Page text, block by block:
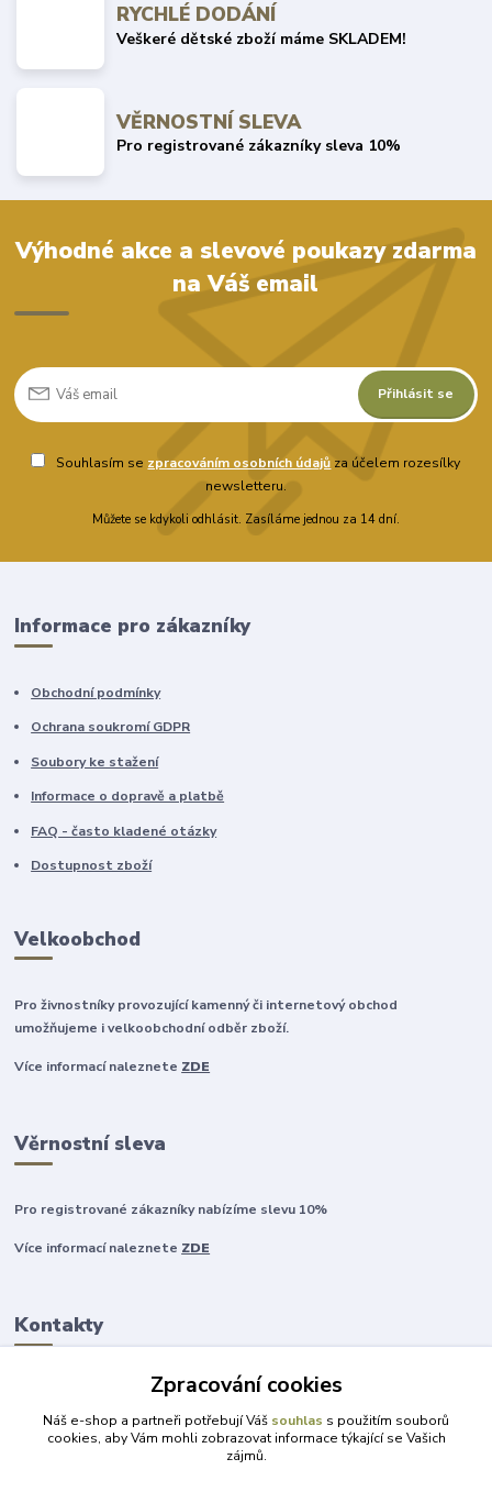
RYCHLÉ DODÁNÍ
Veškeré dětské zboží máme SKLADEM!
VĚRNOSTNÍ SLEVA
Pro registrované zákazníky sleva 10%
Výhodné akce a slevové poukazy zdarma
na Váš email
Přihlásit se
Souhlasím se zpracováním osobních údajů za účelem rozesílky
newsletteru.
Můžete se kdykoli odhlásit. Zasíláme jednou za 14 dní.
Informace pro zákazníky
Obchodní podmínky
Ochrana soukromí GDPR
Soubory ke stažení
Informace o dopravě a platbě
FAQ - často kladené otázky
Dostupnost zboží
Velkoobchod
Pro živnostníky provozující kamenný či internetový obchod
umožňujeme i velkoobchodní odběr zboží.
Více informací naleznete ZDE
Věrnostní sleva
Pro registrované zákazníky nabízíme slevu 10%
Více informací naleznete ZDE
Kontakty
+420 777 315 999
obchod@darky-pro-radost.cz
Zpracování cookies
Náš e-shop a partneři potřebují Váš souhlas s použitím souborů
cookies, aby Vám mohli zobrazovat informace týkající se Vašich
zájmů.